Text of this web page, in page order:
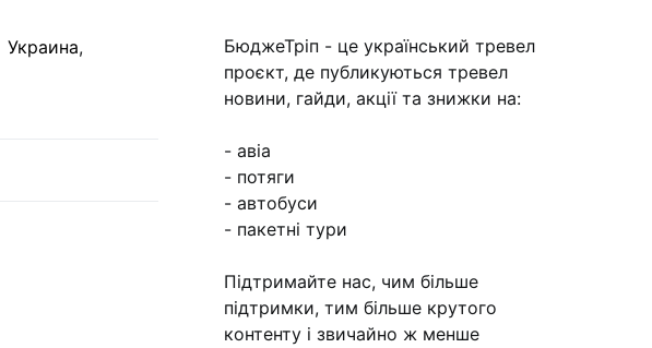
Украина,
БюджеТріп - це український тревел
проєкт, де публикуються тревел
новини, гайди, акції та знижки на:
- авіа
- потяги
- автобуси
- пакетні тури
Підтримайте нас, чим більше
підтримки, тим більше крутого
контенту і звичайно ж менше